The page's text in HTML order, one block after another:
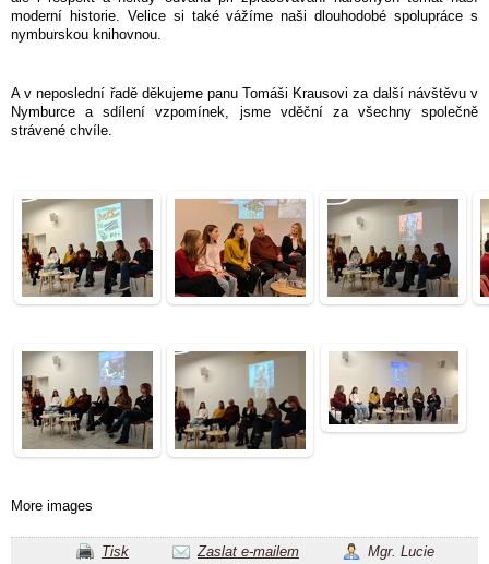
moderní historie. Velice si také vážíme naši dlouhodobé spolupráce s
nymburskou knihovnou.
A v neposlední řadě děkujeme panu Tomáši Krausovi za další návštěvu v
Nymburce a sdílení vzpomínek, jsme vděční za všechny společně
strávené chvíle.
More images
Tisk Zaslat e-mailem
Mgr. Lucie